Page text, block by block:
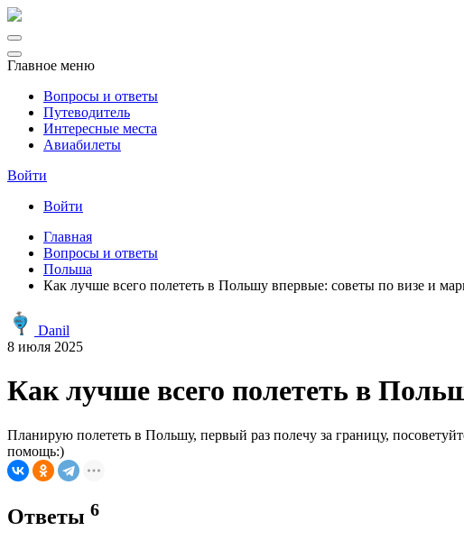
Главное меню
Вопросы и ответы
Путеводитель
Интересные места
Авиабилеты
Войти
Войти
Главная
Вопросы и ответы
Польша
Как лучше всего полететь в Польшу впервые: советы по визе и
Danil
8 июля 2025
Как лучше всего полететь в
Планирую полететь в Польшу, первый раз полечу за границу,
помощь:)
Ответы 6